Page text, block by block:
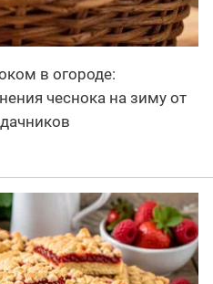
в огороде:
чеснока на зиму от